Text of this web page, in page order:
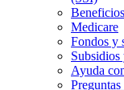
Medicare
Fondos y
Subsidios
Ayuda